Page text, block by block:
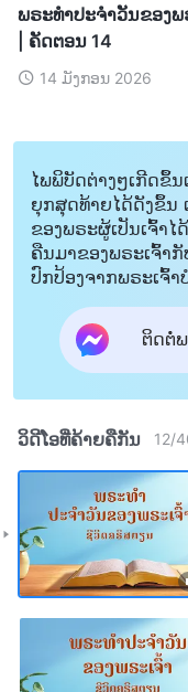
ພຣະທຳປະຈຳວັນຂອງ
| ຄັດຕອນ 14
14 ມັງກອນ 2026
ໄພພິບັດຕ່າງໆເກີດຂຶ້
ຍຸກສຸດທ້າຍໄດ້ດັງຂຶ້ນ
ຂອງພຣະຜູ້ເປັນເຈົ້າ
ຄືນມາຂອງພຣະເຈົ້າ
ປົກປ້ອງຈາກພຣະເຈົ້າ
ຕິດຕໍ່
ວິດີໂອທີ່ຄ້າຍຄືກັນ 12/